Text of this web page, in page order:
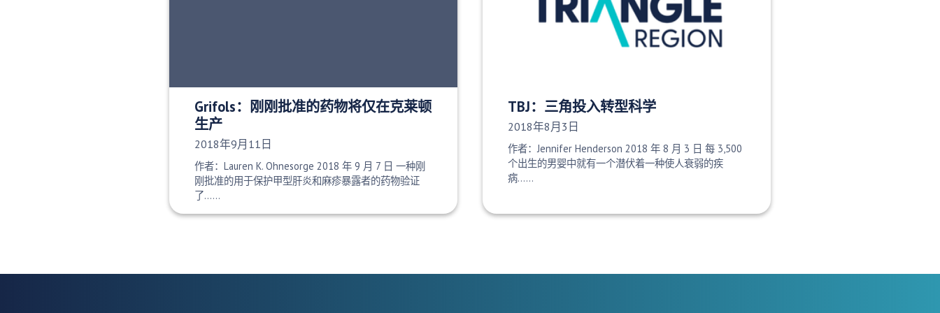
Grifols：刚刚批准的药物将仅在克莱顿
生产
发布日期：
2018年9月11日
作者：Lauren K. Ohnesorge 2018 年 9 月 7 日 一种刚
刚批准的用于保护甲型肝炎和麻疹暴露者的药物验证
了……
TBJ：三角投入转型科学
发布日期：
2018年8月3日
作者：Jennifer Henderson 2018 年 8 月 3 日 每 3,500
个出生的男婴中就有一个潜伏着一种使人衰弱的疾
病......